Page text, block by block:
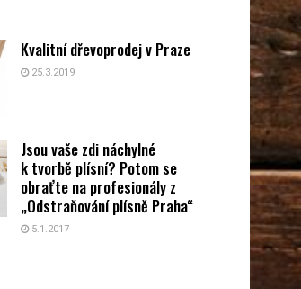
Kvalitní dřevoprodej v Praze
25.3.2019
Jsou vaše zdi náchylné
k tvorbě plísní? Potom se
obraťte na profesionály z
„Odstraňování plísně Praha“
5.1.2017